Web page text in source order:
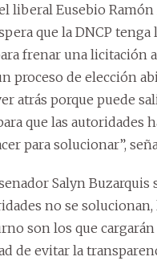
liberal Eusebio Ramón
que la DNCP tenga
frenar una licitación
proceso de elección
atrás porque puede
que las autoridades
para solucionar”,
Salyn Buzarquis
no se solucionan,
son los que cargarán
de evitar la